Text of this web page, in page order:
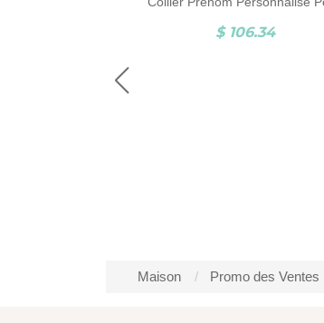
$ 106.34
Maison Promo des Ventes